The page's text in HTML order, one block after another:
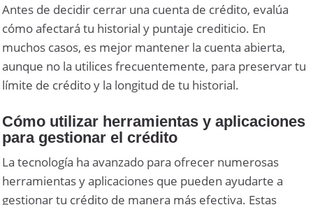
Antes de decidir cerrar una cuenta de crédito, evalúa
cómo afectará tu historial y puntaje crediticio. En
muchos casos, es mejor mantener la cuenta abierta,
aunque no la utilices frecuentemente, para preservar tu
límite de crédito y la longitud de tu historial.
Cómo utilizar herramientas y aplicaciones
para gestionar el crédito
La tecnología ha avanzado para ofrecer numerosas
herramientas y aplicaciones que pueden ayudarte a
gestionar tu crédito de manera más efectiva. Estas